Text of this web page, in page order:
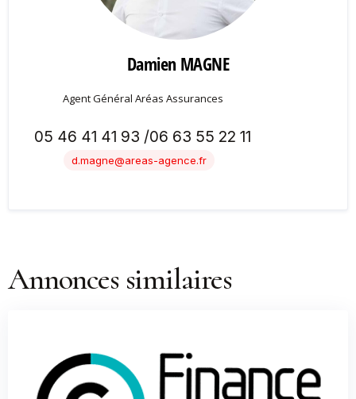
Damien MAGNE
Agent Général Aréas Assurances
05 46 41 41 93 /06 63 55 22 11
d.magne@areas-agence.fr
Annonces similaires